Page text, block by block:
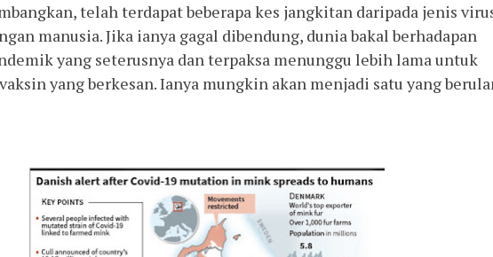
telah terdapat beberapa kes jangkitan daripada jenis
manusia. Jika ianya gagal dibendung, dunia bakal berhadapan
yang seterusnya dan terpaksa menunggu lebih lama untuk
yang berkesan. Ianya mungkin akan menjadi satu yang